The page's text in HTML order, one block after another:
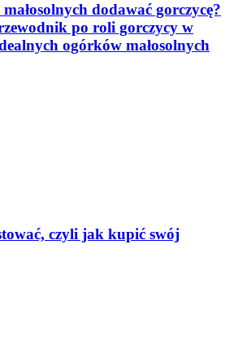
dodawać gorczycę?
po roli gorczycy w
ogórków małosolnych
czyli jak kupić swój